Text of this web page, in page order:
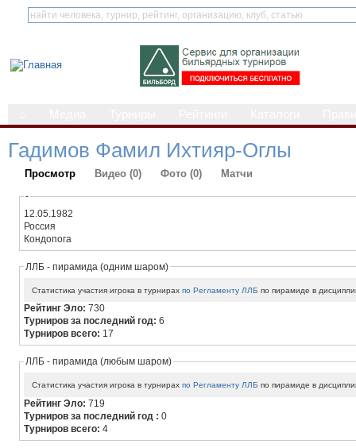
Гадимов Фамил Ихтияр-Оглы
Просмотр Видео (0) Фото (0) Матчи
-
12.05.1982
Россия
Кондопога
ЛЛБ - пирамида (одним шаром)
Статистика участия игрока в турнирахпо Регламенту ЛЛБ по пирамиде в
Рейтинг Эло:730
Турниров за последний год:6
Турниров всего: 17
ЛЛБ - пирамида (любым шаром)
Статистика участия игрока в турнирахпо Регламенту ЛЛБ по пирамиде в
Рейтинг Эло:719
Турниров за последний год :0
Турниров всего:4